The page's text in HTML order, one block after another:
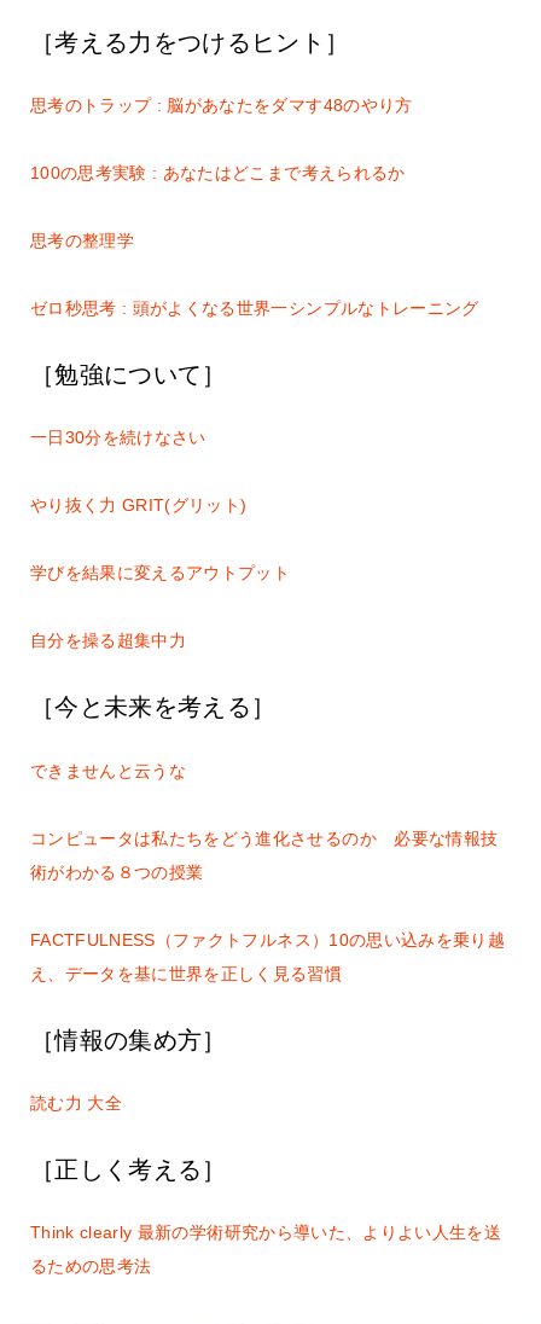
［考える力をつけるヒント］
思考のトラップ : 脳があなたをダマす48のやり方
100の思考実験 : あなたはどこまで考えられるか
思考の整理学
ゼロ秒思考 : 頭がよくなる世界一シンプルなトレーニング
［勉強について］
一日30分を続けなさい
やり抜く力 GRIT(グリット)
学びを結果に変えるアウトプット
自分を操る超集中力
［今と未来を考える］
できませんと云うな
コンピュータは私たちをどう進化させるのか 必要な情報技
術がわかる８つの授業
FACTFULNESS（ファクトフルネス）10の思い込みを乗り越
え、データを基に世界を正しく見る習慣
［情報の集め方］
読む力 大全
［正しく考える］
Think clearly 最新の学術研究から導いた、よりよい人生を送
るための思考法